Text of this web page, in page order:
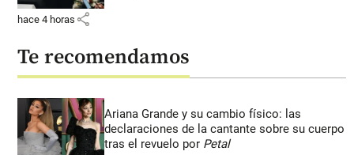
hace 4 horas share
Te recomendamos
Ariana Grande y su cambio físico: las
declaraciones de la cantante sobre su cuerpo
tras el revuelo por Petal